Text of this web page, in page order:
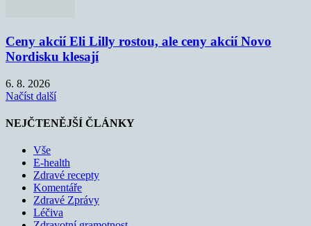
Ceny akcií Eli Lilly rostou, ale ceny akcií Novo
Nordisku klesají
6. 8. 2026
Načíst další
NEJČTENĚJŠÍ ČLÁNKY
Vše
E-health
Zdravé recepty
Komentáře
Zdravé Zprávy
Léčiva